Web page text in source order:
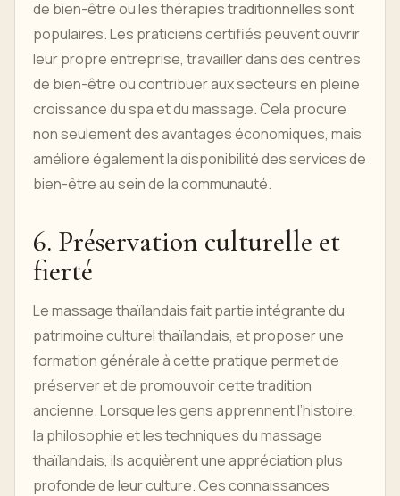
de bien-être ou les thérapies traditionnelles sont
populaires. Les praticiens certifiés peuvent ouvrir
leur propre entreprise, travailler dans des centres
de bien-être ou contribuer aux secteurs en pleine
croissance du spa et du massage. Cela procure
non seulement des avantages économiques, mais
améliore également la disponibilité des services de
bien-être au sein de la communauté.
6. Préservation culturelle et
fierté
Le massage thaïlandais fait partie intégrante du
patrimoine culturel thaïlandais, et proposer une
formation générale à cette pratique permet de
préserver et de promouvoir cette tradition
ancienne. Lorsque les gens apprennent l’histoire,
la philosophie et les techniques du massage
thaïlandais, ils acquièrent une appréciation plus
profonde de leur culture. Ces connaissances